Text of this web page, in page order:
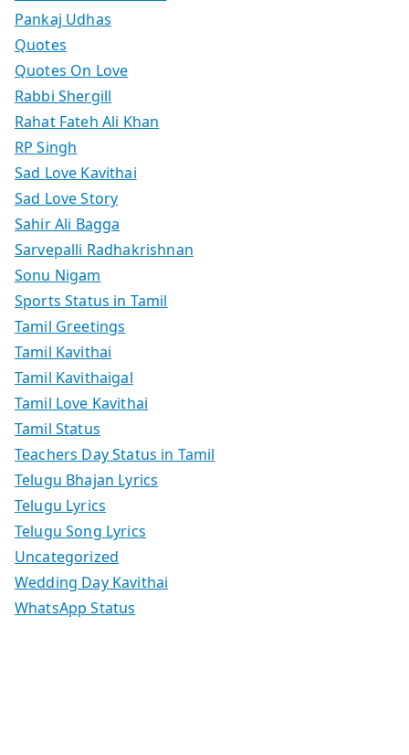
Pankaj Udhas
Quotes
Quotes On Love
Rabbi Shergill
Rahat Fateh Ali Khan
RP Singh
Sad Love Kavithai
Sad Love Story
Sahir Ali Bagga
Sarvepalli Radhakrishnan
Sonu Nigam
Sports Status in Tamil
Tamil Greetings
Tamil Kavithai
Tamil Kavithaigal
Tamil Love Kavithai
Tamil Status
Teachers Day Status in Tamil
Telugu Bhajan Lyrics
Telugu Lyrics
Telugu Song Lyrics
Uncategorized
Wedding Day Kavithai
WhatsApp Status